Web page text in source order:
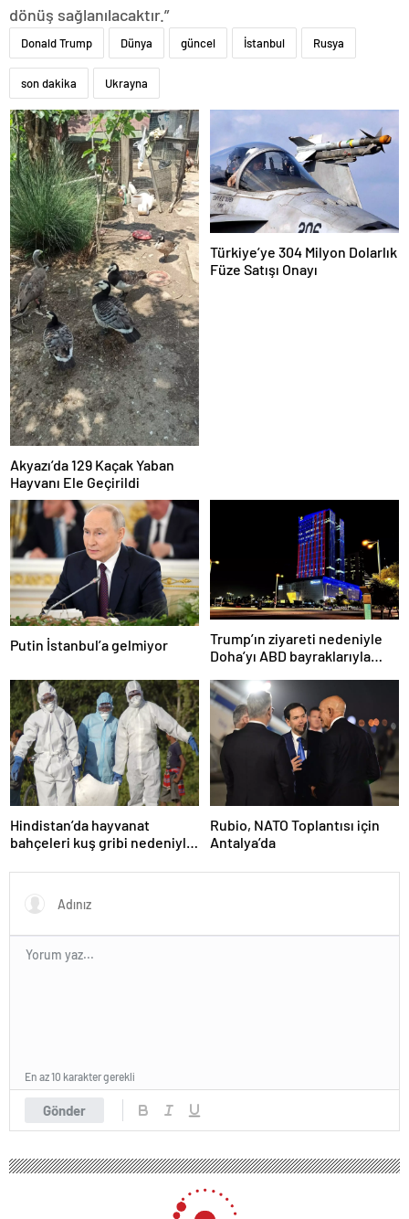
dönüş sağlanılacaktır.”
Donald Trump Dünya güncel İstanbul Rusya
son dakika Ukrayna
Akyazı’da 129 Kaçak Yaban
Hayvanı Ele Geçirildi
Türkiye’ye 304 Milyon Dolarlık
Füze Satışı Onayı
Putin İstanbul’a gelmiyor
Trump’ın ziyareti nedeniyle
Doha’yı ABD bayraklarıyla
Hindistan’da hayvanat
bahçeleri kuş gribi nedeniyle
Rubio, NATO Toplantısı için
Antalya’da
Gönder
En az 10 karakter gerekli